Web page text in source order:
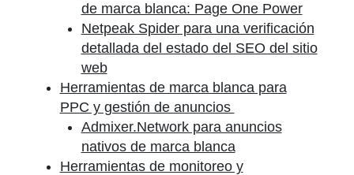
de marca blanca: Page One Power
Netpeak Spider para una verificación
detallada del estado del SEO del sitio
web
Herramientas de marca blanca para
PPC y gestión de anuncios
Admixer.Network para anuncios
nativos de marca blanca
Herramientas de monitoreo y